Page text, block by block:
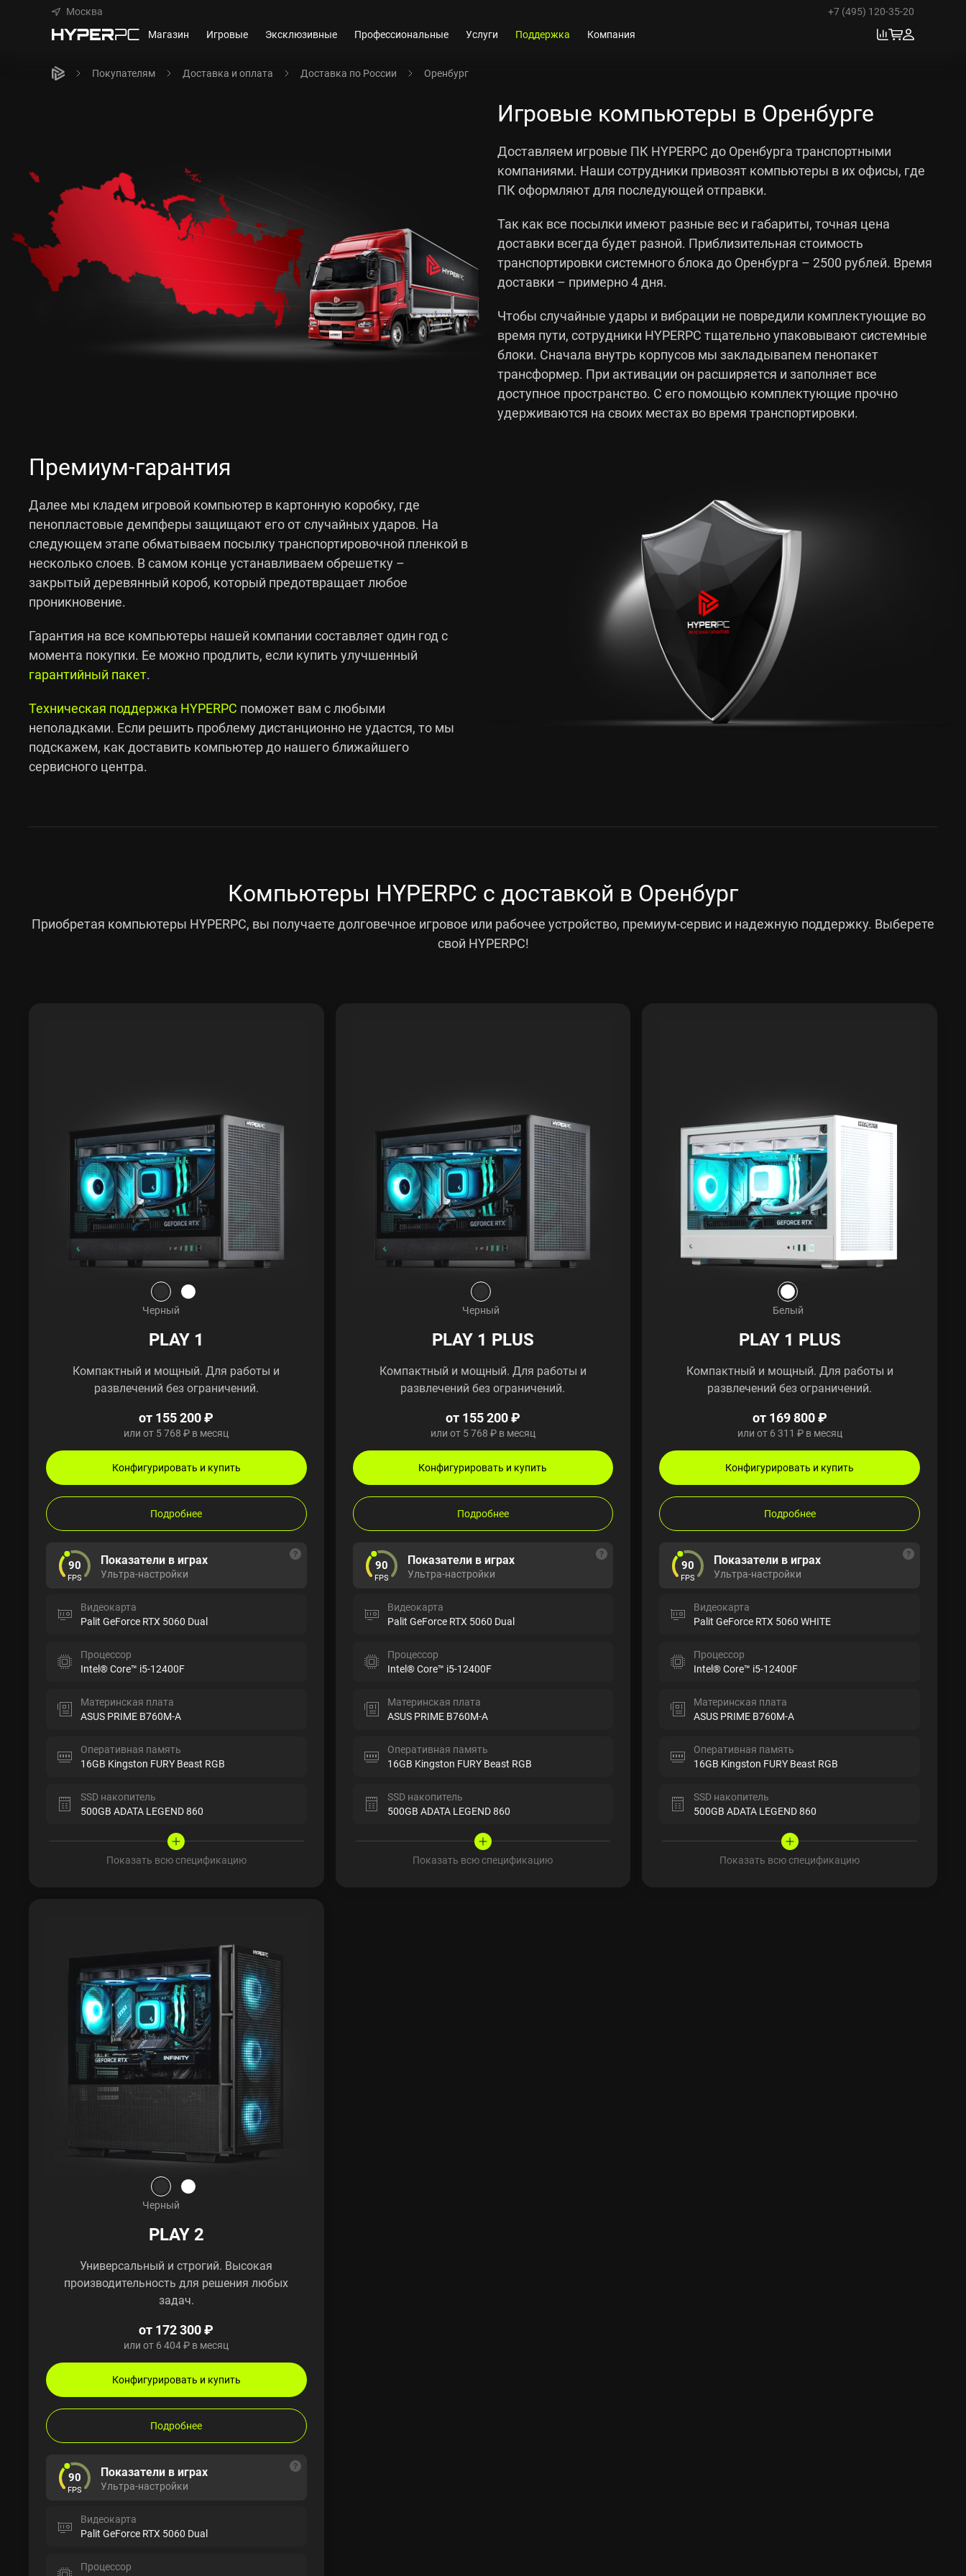
Москва
+7 (495) 120-35-20
Магазин
Игровые Эксклюзивные Профессиональные Услуги Поддержка Компания
Покупателям Доставка и оплата Доставка по России Оренбург
Игровые компьютеры в Оренбурге
Доставляем игровые ПК HYPERPC до Оренбурга транспортными
компаниями. Наши сотрудники привозят компьютеры в их офисы, где
ПК оформляют для последующей отправки.
Так как все посылки имеют разные вес и габариты, точная цена
доставки всегда будет разной. Приблизительная стоимость
транспортировки системного блока до Оренбурга – 2500 рублей. Время
доставки – примерно 4 дня.
Чтобы случайные удары и вибрации не повредили комплектующие во
время пути, сотрудники HYPERPC тщательно упаковывают системные
блоки. Сначала внутрь корпусов мы закладывапем пенопакет
трансформер. При активации он расширяется и заполняет все
доступное пространство. С его помощью комплектующие прочно
удерживаются на своих местах во время транспортировки.
Премиум-гарантия
Далее мы кладем игровой компьютер в картонную коробку, где
пенопластовые демпферы защищают его от случайных ударов. На
следующем этапе обматываем посылку транспортировочной пленкой в
несколько слоев. В самом конце устанавливаем обрешетку –
закрытый деревянный короб, который предотвращает любое
проникновение.
Гарантия на все компьютеры нашей компании составляет один год с
момента покупки. Ее можно продлить, если купить улучшенный
гарантийный пакет.
Техническая поддержка HYPERPC поможет вам с любыми
неполадками. Если решить проблему дистанционно не удастся, то мы
подскажем, как доставить компьютер до нашего ближайшего
сервисного центра.
Компьютеры HYPERPC с доставкой в Оренбург
Приобретая компьютеры HYPERPC, вы получаете долговечное игровое или рабочее устройство, премиум-сервис и надежную поддержку. Выберете
свой HYPERPC!
Черный
PLAY 1
Компактный и мощный. Для работы и
развлечений без ограничений.
от 155 200 ₽
или от 5 768 ₽ в месяц
Конфигурировать и купить
Подробнее
90
FPS
Показатели в играх
Ультра-настройки
Видеокарта
Palit GeForce RTX 5060 Dual
Процессор
Intel® Core™ i5-12400F
Материнская плата
ASUS PRIME B760M-A
Оперативная память
16GB Kingston FURY Beast RGB
SSD накопитель
500GB ADATA LEGEND 860
Показать всю спецификацию
Черный
PLAY 1 PLUS
Компактный и мощный. Для работы и
развлечений без ограничений.
от 155 200 ₽
или от 5 768 ₽ в месяц
Конфигурировать и купить
Подробнее
90
FPS
Показатели в играх
Ультра-настройки
Видеокарта
Palit GeForce RTX 5060 Dual
Процессор
Intel® Core™ i5-12400F
Материнская плата
ASUS PRIME B760M-A
Оперативная память
16GB Kingston FURY Beast RGB
SSD накопитель
500GB ADATA LEGEND 860
Показать всю спецификацию
Белый
PLAY 1 PLUS
Компактный и мощный. Для работы и
развлечений без ограничений.
от 169 800 ₽
или от 6 311 ₽ в месяц
Конфигурировать и купить
Подробнее
90
FPS
Показатели в играх
Ультра-настройки
Видеокарта
Palit GeForce RTX 5060 WHITE
Процессор
Intel® Core™ i5-12400F
Материнская плата
ASUS PRIME B760M-A
Оперативная память
16GB Kingston FURY Beast RGB
SSD накопитель
500GB ADATA LEGEND 860
Показать всю спецификацию
Черный
PLAY 2
Универсальный и строгий. Высокая
производительность для решения любых
задач.
от 172 300 ₽
или от 6 404 ₽ в месяц
Конфигурировать и купить
Подробнее
90
FPS
Показатели в играх
Ультра-настройки
Видеокарта
Palit GeForce RTX 5060 Dual
Процессор